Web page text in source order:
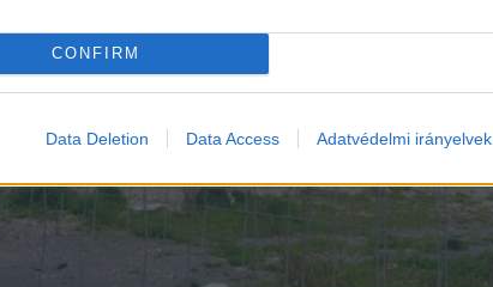
CONFIRM
Data Deletion Data Access Adatvédelmi irányelvek